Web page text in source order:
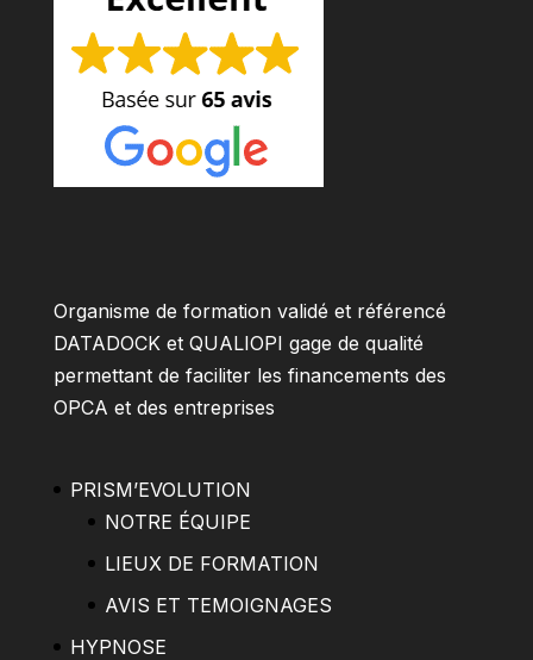
Organisme de formation validé et référencé
DATADOCK et QUALIOPI gage de qualité
permettant de faciliter les financements des
OPCA et des entreprises
PRISM’EVOLUTION
NOTRE ÉQUIPE
LIEUX DE FORMATION
AVIS ET TEMOIGNAGES
HYPNOSE